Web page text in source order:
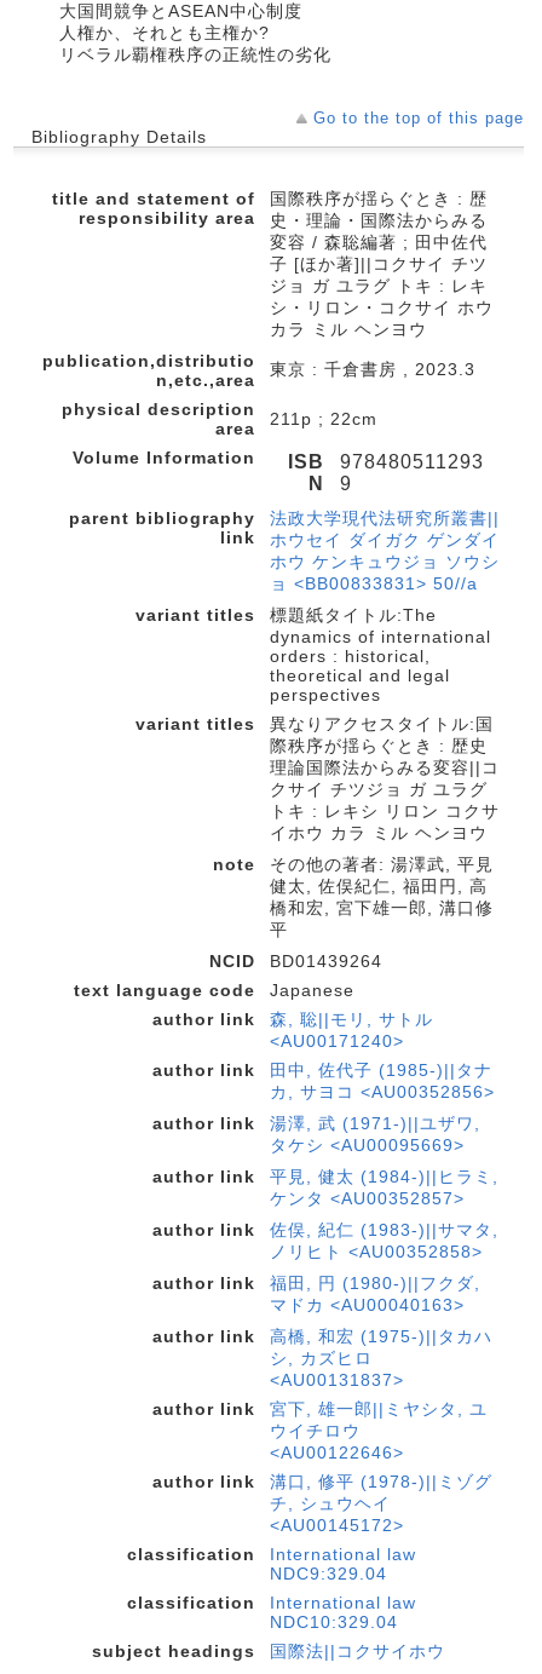
大国間競争とASEAN中心制度
人権か、それとも主権か?
リベラル覇権秩序の正統性の劣化
Go to the top of this page
Bibliography Details
title and statement of
responsibility area
国際秩序が揺らぐとき : 歴
史・理論・国際法からみる
変容 / 森聡編著 ; 田中佐代
子 [ほか著]||コクサイ チツ
ジョ ガ ユラグ トキ : レキ
シ・リロン・コクサイ ホウ
カラ ミル ヘンヨウ
publication,distributio
n,etc.,area
東京 : 千倉書房 , 2023.3
physical description
area
211p ; 22cm
Volume Information
ISB
N
978480511293
9
parent bibliography
link
法政大学現代法研究所叢書||
ホウセイ ダイガク ゲンダイ
ホウ ケンキュウジョ ソウシ
ョ <BB00833831> 50//a
variant titles
標題紙タイトル:The
dynamics of international
orders : historical,
theoretical and legal
perspectives
variant titles
異なりアクセスタイトル:国
際秩序が揺らぐとき : 歴史
理論国際法からみる変容||コ
クサイ チツジョ ガ ユラグ
トキ : レキシ リロン コクサ
イホウ カラ ミル ヘンヨウ
note
その他の著者: 湯澤武, 平見
健太, 佐俣紀仁, 福田円, 高
橋和宏, 宮下雄一郎, 溝口修
平
NCID
BD01439264
text language code
Japanese
author link
森, 聡||モリ, サトル
<AU00171240>
author link
田中, 佐代子 (1985-)||タナ
カ, サヨコ <AU00352856>
author link
湯澤, 武 (1971-)||ユザワ,
タケシ <AU00095669>
author link
平見, 健太 (1984-)||ヒラミ,
ケンタ <AU00352857>
author link
佐俣, 紀仁 (1983-)||サマタ,
ノリヒト <AU00352858>
author link
福田, 円 (1980-)||フクダ,
マドカ <AU00040163>
author link
高橋, 和宏 (1975-)||タカハ
シ, カズヒロ
<AU00131837>
author link
宮下, 雄一郎||ミヤシタ, ユ
ウイチロウ
<AU00122646>
author link
溝口, 修平 (1978-)||ミゾグ
チ, シュウヘイ
<AU00145172>
classification
International law
NDC9:329.04
classification
International law
NDC10:329.04
subject headings
国際法||コクサイホウ